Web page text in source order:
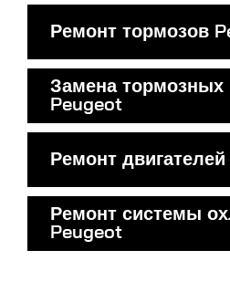
Ремонт тормозов
Замена тормозных
Peugeot
Ремонт
Ремонт системы
Peugeot